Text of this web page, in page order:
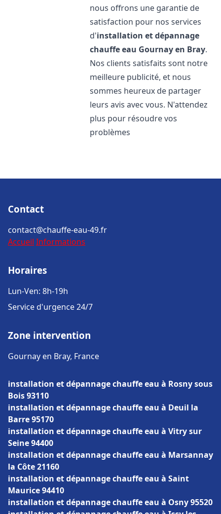
nous offrons une garantie de
satisfaction pour nos services
d'installation et dépannage
chauffe eau Gournay en Bray.
Nos clients satisfaits sont notre
meilleure publicité, et nous
sommes heureux de partager
leurs avis avec vous. N'attendez
plus pour résoudre vos
problèmes
Contact
contact@chauffe-eau-49.fr
Accueil Informations
Horaires
Lun-Ven: 8h-19h
Service d'urgence 24/7
Zone intervention
Gournay en Bray, France
installation et dépannage chauffe eau à Rosny sous
Bois 93110
installation et dépannage chauffe eau à Deuil la
Barre 95170
installation et dépannage chauffe eau à Vitry sur
Seine 94400
installation et dépannage chauffe eau à Marsannay
la Côte 21160
installation et dépannage chauffe eau à Saint
Maurice 94410
installation et dépannage chauffe eau à Osny 95520